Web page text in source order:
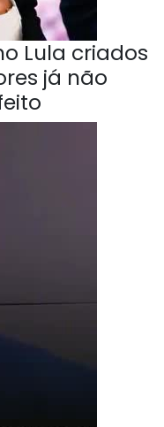
Lula criados
já não